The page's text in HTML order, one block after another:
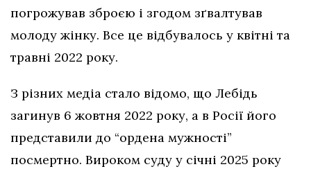
погрожував зброєю і згодом зґвалтував
молоду жінку. Все це відбувалось у квітні та
травні 2022 року.
З різних медіа стало відомо, що Лебідь
загинув 6 жовтня 2022 року, а в Росії його
представили до “ордена мужності”
посмертно. Вироком суду у січні 2025 року